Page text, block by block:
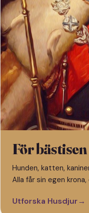
För
Hunden, katten,
Alla får sin egen
Utforska Husdjur→